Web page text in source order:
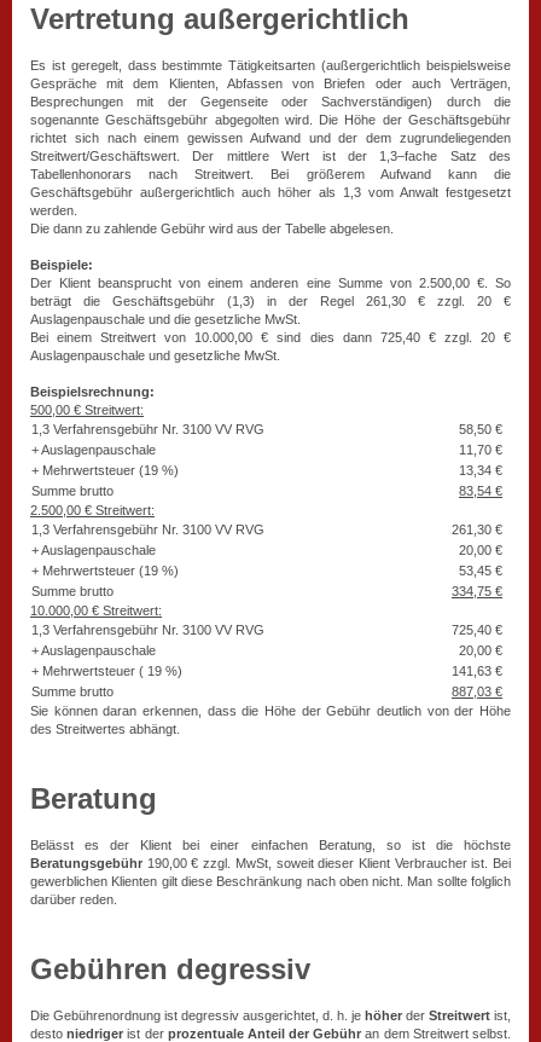
Vertretung außergerichtlich
Es ist geregelt, dass bestimmte Tätigkeitsarten (außergerichtlich beispielsweise
Gespräche mit dem Klienten, Abfassen von Briefen oder auch Verträgen,
Besprechungen mit der Gegenseite oder Sachverständigen) durch die
sogenannte Geschäftsgebühr abgegolten wird. Die Höhe der Geschäftsgebühr
richtet sich nach einem gewissen Aufwand und der dem zugrundeliegenden
Streitwert/Geschäftswert. Der mittlere Wert ist der 1,3–fache Satz des
Tabellenhonorars nach Streitwert. Bei größerem Aufwand kann die
Geschäftsgebühr außergerichtlich auch höher als 1,3 vom Anwalt festgesetzt
werden.
Die dann zu zahlende Gebühr wird aus der Tabelle abgelesen.
Beispiele:
Der Klient beansprucht von einem anderen eine Summe von 2.500,00 €. So
beträgt die Geschäftsgebühr (1,3) in der Regel 261,30 € zzgl. 20 €
Auslagenpauschale und die gesetzliche MwSt.
Bei einem Streitwert von 10.000,00 € sind dies dann 725,40 € zzgl. 20 €
Auslagenpauschale und gesetzliche MwSt.
Beispielsrechnung:
500,00 € Streitwert:
1,3 Verfahrensgebühr Nr. 3100 VV RVG
58,50 €
+ Auslagenpauschale
11,70 €
+ Mehrwertsteuer (19 %)
13,34 €
Summe brutto
83,54 €
2.500,00 € Streitwert:
1,3 Verfahrensgebühr Nr. 3100 VV RVG
261,30 €
+ Auslagenpauschale
20,00 €
+ Mehrwertsteuer (19 %)
53,45 €
Summe brutto
334,75 €
10.000,00 € Streitwert:
1,3 Verfahrensgebühr Nr. 3100 VV RVG
725,40 €
+ Auslagenpauschale
20,00 €
+ Mehrwertsteuer ( 19 %)
141,63 €
Summe brutto
887,03 €
Sie können daran erkennen, dass die Höhe der Gebühr deutlich von der Höhe
des Streitwertes abhängt.
Beratung
Belässt es der Klient bei einer einfachen Beratung, so ist die höchste
Beratungsgebühr 190,00 € zzgl. MwSt, soweit dieser Klient Verbraucher ist. Bei
gewerblichen Klienten gilt diese Beschränkung nach oben nicht. Man sollte folglich
darüber reden.
Gebühren degressiv
Die Gebührenordnung ist degressiv ausgerichtet, d. h. je höher der Streitwert ist,
destoniedriger ist der prozentuale Anteil der Gebühr an dem Streitwert selbst.